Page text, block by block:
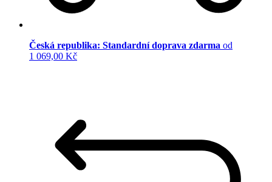
Česká republika: Standardní doprava zdarma od
1 069,00 Kč